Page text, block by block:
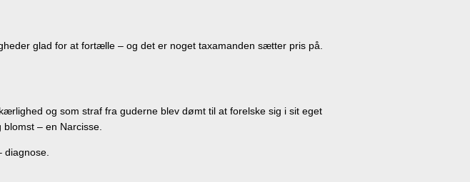
glad for at fortælle – og det er noget taxamanden sætter pris på.
og som straf fra guderne blev dømt til at forelske sig i sit eget
– en Narcisse.
diagnose.